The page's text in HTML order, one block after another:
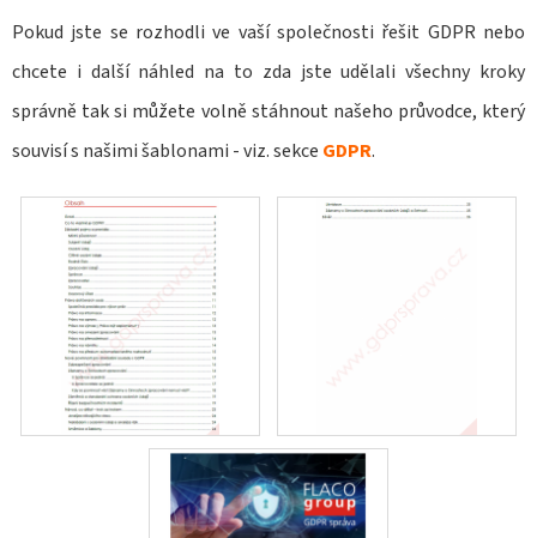
Pokud jste se rozhodli ve vaší společnosti řešit GDPR nebo
chcete i další náhled na to zda jste udělali všechny kroky
správně tak si můžete volně stáhnout našeho průvodce, který
souvisí s našimi šablonami - viz. sekce GDPR.
O
P
O
E